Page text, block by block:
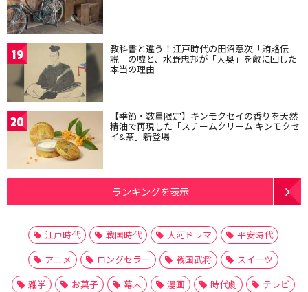
19 教科書と違う！江戸時代の田沼意次「賄賂伝
説」の嘘と、水野忠邦が「大奥」を敵に回した
本当の理由
20 【季節・数量限定】キンモクセイの香りを天然
精油で再現した「スチームクリーム キンモクセ
イ&茶」新登場
ランキングを表示
江戸時代 戦国時代 大河ドラマ
平安時代
アニメ
ロングセラー 戦国武将
スイーツ
雑学
お菓子 幕末 漫画 時代劇
テレビ